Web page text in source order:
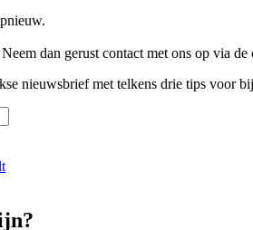
dan gerust contact met ons op via de
nieuwsbrief met telkens drie tips voor